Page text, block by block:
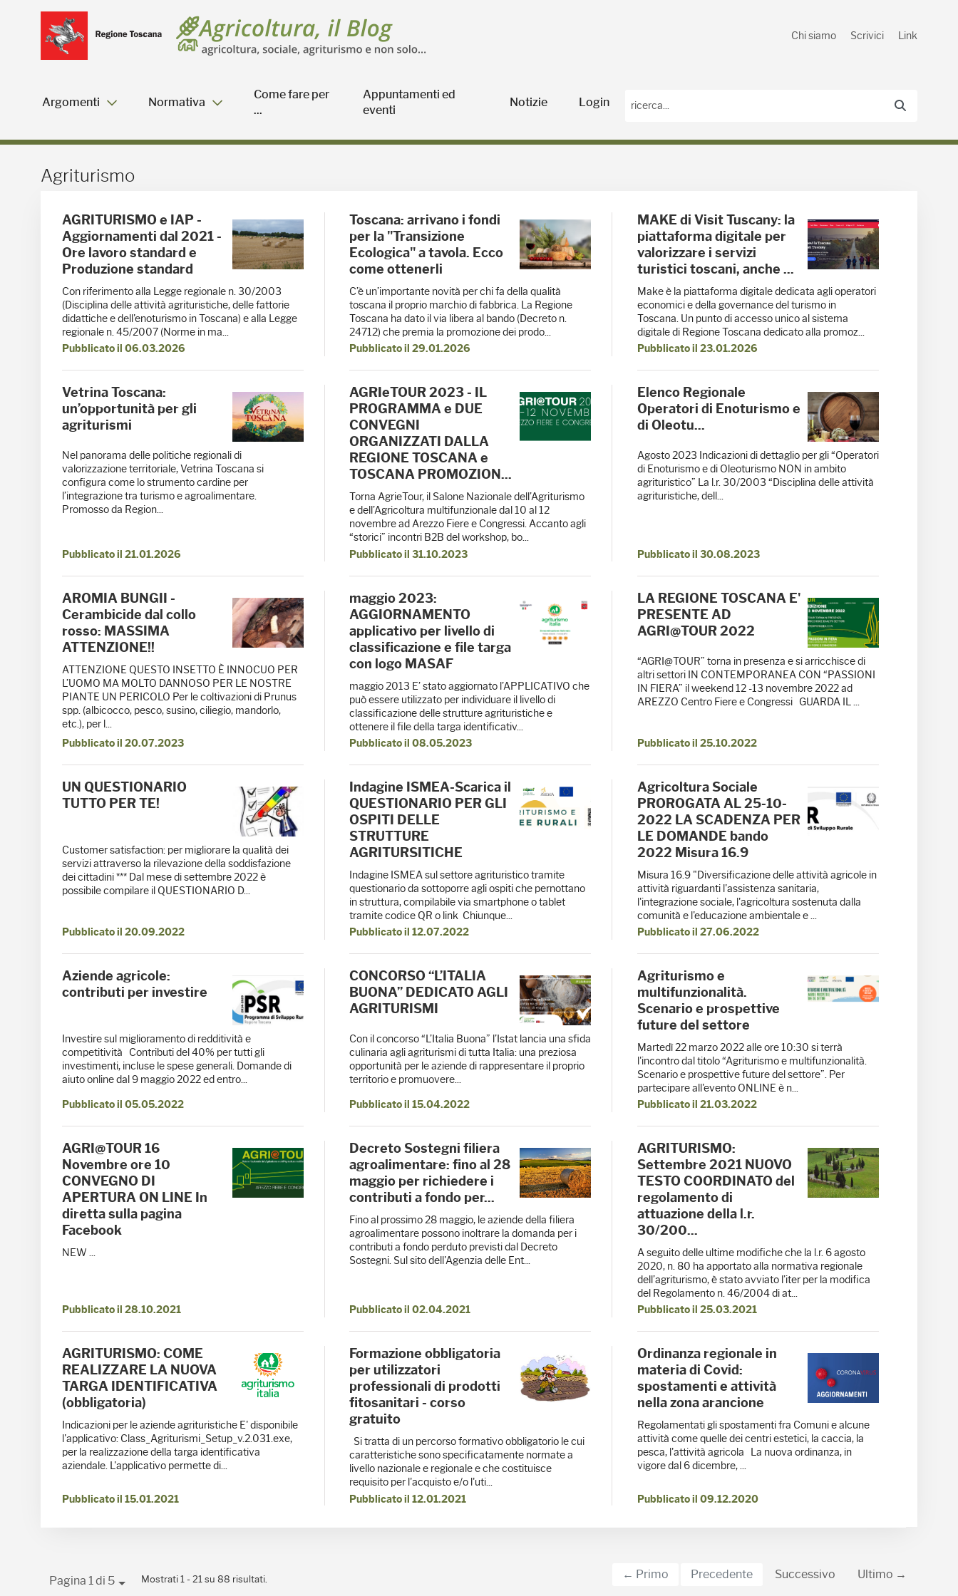
Skip to Main Content
Chi siamo Scrivici Link
Argomenti Normativa
Come fare per
...
Appuntamenti ed
eventi
Notizie Login
Agriturismo - Blog Agricoltura
Agriturismo
AGRITURISMO e IAP -
Aggiornamenti dal 2021 -
Ore lavoro standard e
Produzione standard
Con riferimento alla Legge regionale n. 30/2003
(Disciplina delle attività agrituristiche, delle fattorie
didattiche e dell'enoturismo in Toscana) e alla Legge
regionale n. 45/2007 (Norme in ma...
Pubblicato il 06.03.2026
Toscana: arrivano i fondi
per la "Transizione
Ecologica" a tavola. Ecco
come ottenerli
C’è un’importante novità per chi fa della qualità
toscana il proprio marchio di fabbrica. La Regione
Toscana ha dato il via libera al bando (Decreto n.
24712) che premia la promozione dei prodo...
Pubblicato il 29.01.2026
MAKE di Visit Tuscany: la
piattaforma digitale per
valorizzare i servizi
turistici toscani, anche ...
Make è la piattaforma digitale dedicata agli operatori
economici e della governance del turismo in
Toscana. Un punto di accesso unico al sistema
digitale di Regione Toscana dedicato alla promoz...
Pubblicato il 23.01.2026
Vetrina Toscana:
un’opportunità per gli
agriturismi
Nel panorama delle politiche regionali di
valorizzazione territoriale, Vetrina Toscana si
configura come lo strumento cardine per
l’integrazione tra turismo e agroalimentare.
Promosso da Region...
Pubblicato il 21.01.2026
AGRIeTOUR 2023 - IL
PROGRAMMA e DUE
CONVEGNI
ORGANIZZATI DALLA
REGIONE TOSCANA e
TOSCANA PROMOZION...
Torna AgrieTour, il Salone Nazionale dell’Agriturismo
e dell’Agricoltura multifunzionale dal 10 al 12
novembre ad Arezzo Fiere e Congressi. Accanto agli
“storici” incontri B2B del workshop, bo...
Pubblicato il 31.10.2023
Elenco Regionale
Operatori di Enoturismo e
di Oleotu...
Agosto 2023 Indicazioni di dettaglio per gli “Operatori
di Enoturismo e di Oleoturismo NON in ambito
agrituristico” La l.r. 30/2003 “Disciplina delle attività
agrituristiche, dell...
Pubblicato il 30.08.2023
AROMIA BUNGII -
Cerambicide dal collo
rosso: MASSIMA
ATTENZIONE!!
ATTENZIONE QUESTO INSETTO È INNOCUO PER
L’UOMO MA MOLTO DANNOSO PER LE NOSTRE
PIANTE UN PERICOLO Per le coltivazioni di Prunus
spp. (albicocco, pesco, susino, ciliegio, mandorlo,
etc.), per l...
Pubblicato il 20.07.2023
maggio 2023:
AGGIORNAMENTO
applicativo per livello di
classificazione e file targa
con logo MASAF
maggio 2013 E’ stato aggiornato l’APPLICATIVO che
può essere utilizzato per individuare il livello di
classificazione delle strutture agrituristiche e
ottenere il file della targa identificativ...
Pubblicato il 08.05.2023
LA REGIONE TOSCANA E'
PRESENTE AD
AGRI@TOUR 2022
“AGRI@TOUR” torna in presenza e si arricchisce di
altri settori IN CONTEMPORANEA CON “PASSIONI
IN FIERA” il weekend 12 -13 novembre 2022 ad
AREZZO Centro Fiere e Congressi GUARDA IL ...
Pubblicato il 25.10.2022
UN QUESTIONARIO
TUTTO PER TE!
Customer satisfaction: per migliorare la qualità dei
servizi attraverso la rilevazione della soddisfazione
dei cittadini *** Dal mese di settembre 2022 è
possibile compilare il QUESTIONARIO D...
Pubblicato il 20.09.2022
Indagine ISMEA-Scarica il
QUESTIONARIO PER GLI
OSPITI DELLE
STRUTTURE
AGRITURSITICHE
Indagine ISMEA sul settore agrituristico tramite
questionario da sottoporre agli ospiti che pernottano
in struttura, compilabile via smartphone o tablet
tramite codice QR o link Chiunque...
Pubblicato il 12.07.2022
Agricoltura Sociale
PROROGATA AL 25-10-
2022 LA SCADENZA PER
LE DOMANDE bando
2022 Misura 16.9
Misura 16.9 "Diversificazione delle attività agricole in
attività riguardanti l'assistenza sanitaria,
l'integrazione sociale, l'agricoltura sostenuta dalla
comunità e l'educazione ambientale e ...
Pubblicato il 27.06.2022
Aziende agricole:
contributi per investire
Investire sul miglioramento di redditività e
competitività Contributi del 40% per tutti gli
investimenti, incluse le spese generali. Domande di
aiuto online dal 9 maggio 2022 ed entro...
Pubblicato il 05.05.2022
CONCORSO “L’ITALIA
BUONA” DEDICATO AGLI
AGRITURISMI
Con il concorso “L’Italia Buona” l’Istat lancia una sfida
culinaria agli agriturismi di tutta Italia: una preziosa
opportunità per le aziende di rappresentare il proprio
territorio e promuovere...
Pubblicato il 15.04.2022
Agriturismo e
multifunzionalità.
Scenario e prospettive
future del settore
Martedì 22 marzo 2022 alle ore 10:30 si terrà
l'incontro dal titolo “Agriturismo e multifunzionalità.
Scenario e prospettive future del settore”. Per
partecipare all'evento ONLINE è n...
Pubblicato il 21.03.2022
AGRI@TOUR 16
Novembre ore 10
CONVEGNO DI
APERTURA ON LINE In
diretta sulla pagina
Facebook
NEW ...
Pubblicato il 28.10.2021
Decreto Sostegni filiera
agroalimentare: fino al 28
maggio per richiedere i
contributi a fondo per...
Fino al prossimo 28 maggio, le aziende della filiera
agroalimentare possono inoltrare la domanda per i
contributi a fondo perduto previsti dal Decreto
Sostegni. Sul sito dell'Agenzia delle Ent...
Pubblicato il 02.04.2021
AGRITURISMO:
Settembre 2021 NUOVO
TESTO COORDINATO del
regolamento di
attuazione della l.r.
30/200...
A seguito delle ultime modifiche che la l.r. 6 agosto
2020, n. 80 ha apportato alla normativa regionale
dell’agriturismo, è stato avviato l’iter per la modifica
del Regolamento n. 46/2004 di at...
Pubblicato il 25.03.2021
AGRITURISMO: COME
REALIZZARE LA NUOVA
TARGA IDENTIFICATIVA
(obbligatoria)
Indicazioni per le aziende agrituristiche E' disponibile
l'applicativo: Class_Agriturismi_Setup_v.2.031.exe,
per la realizzazione della targa identificativa
aziendale. L'applicativo permette di...
Pubblicato il 15.01.2021
Formazione obbligatoria
per utilizzatori
professionali di prodotti
fitosanitari - corso
gratuito
Si tratta di un percorso formativo obbligatorio le cui
caratteristiche sono specificatamente normate a
livello nazionale e regionale e che costituisce
requisito per l'acquisto e/o l'uti...
Pubblicato il 12.01.2021
Ordinanza regionale in
materia di Covid:
spostamenti e attività
nella zona arancione
Regolamentati gli spostamenti fra Comuni e alcune
attività come quelle dei centri estetici, la caccia, la
pesca, l'attività agricola La nuova ordinanza, in
vigore dal 6 dicembre, ...
Pubblicato il 09.12.2020
Pagina 1 di 5 Mostrati 1 - 21 su 88 risultati. ← Primo Precedente Successivo Ultimo →